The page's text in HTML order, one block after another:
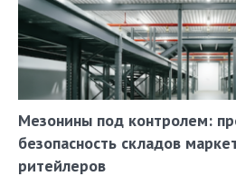
Мезонины под контролем:
безопасность складов
ритейлеров